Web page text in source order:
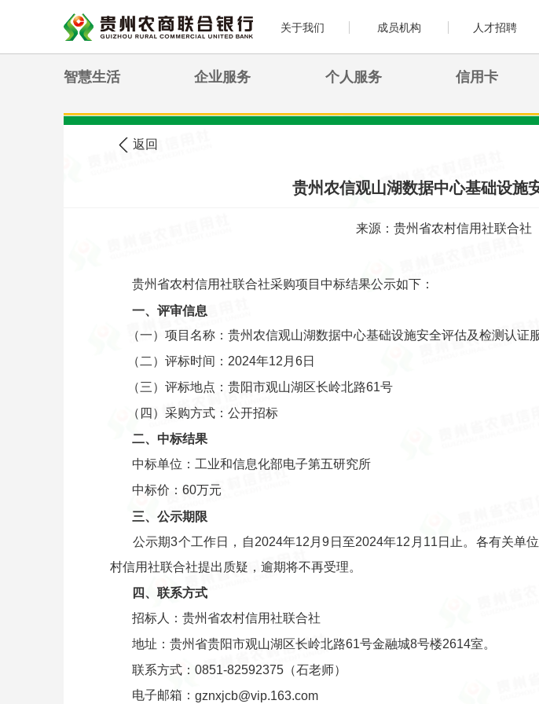
关于我们 成员机构 人才招聘
智慧生活 企业服务 个人服务 信用卡
您现在的位置: 农信公告
返回
贵州农信观山湖数据中心基础设施
来源：贵州省农村信用社联合社
贵州省农村信用社联合社采购项目中标结果公示如下：
一、评审信息
（一）项目名称：贵州农信观山湖数据中心基础设施安全评估及检测认证
（二）评标时间：2024年12月6日
（三）评标地点：贵阳市观山湖区长岭北路61号
（四）采购方式：公开招标
二、中标结果
中标单位：工业和信息化部电子第五研究所
中标价：60万元
三、公示期限
公示期3个工作日，自2024年12月9日至2024年12月11日止。各有关单
村信用社联合社提出质疑，逾期将不再受理。
四、联系方式
招标人：贵州省农村信用社联合社
地址：贵州省贵阳市观山湖区长岭北路61号金融城8号楼2614室。
联系方式：0851-82592375（石老师）
电子邮箱： gznxjcb@vip.163.com